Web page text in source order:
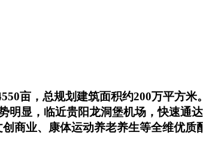
亩，总规划建筑面积约200万平
明显，临近贵阳龙洞堡机场，快速通
商业、康体运动养老养生等全维优质